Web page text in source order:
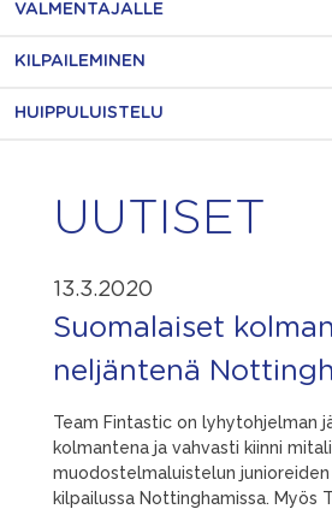
VALMENTAJALLE
KILPAILEMINEN
HUIPPULUISTELU
UUTISET
13.3.2020
Suomalaiset
neljäntenä
Team Fintastic on lyhytohjelman
kolmantena ja vahvasti kiinni
muodostelmaluistelun junioreiden
kilpailussa Nottinghamissa. Myös